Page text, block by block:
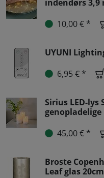
indendørs
10,00 € *
UYUNI
6,95 € *
Sirius LED-lys
genopladelige
45,00 € *
Broste
Leaf glas 20cm